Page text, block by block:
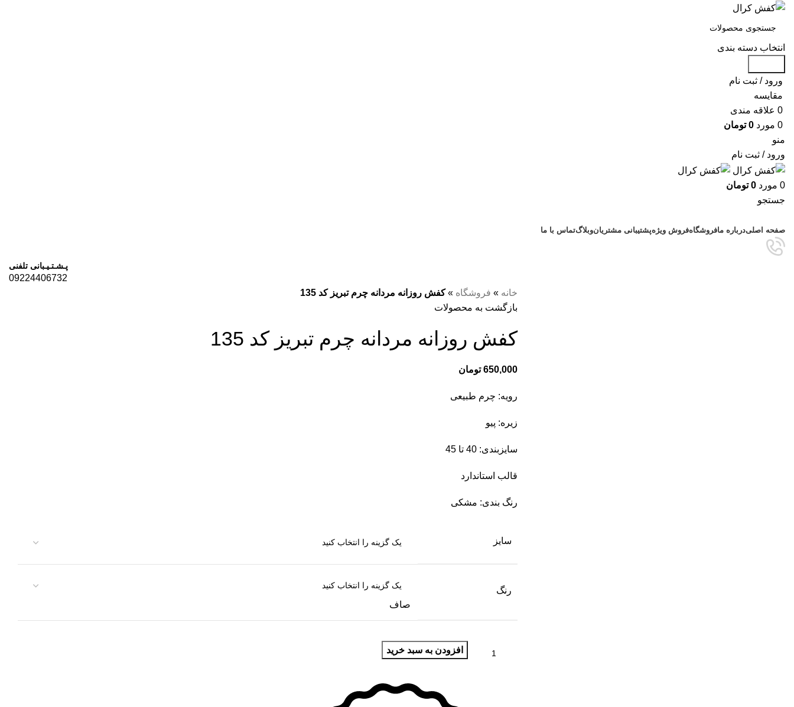
انتخاب دسته بندی
ورود / ثبت نام
مقايسه
0 علاقه مندی
0 مورد 0 تومان
منو
ورود / ثبت نام
0 مورد 0 تومان
جستجو
صفحه اصلیدرباره مافروشگاهفروش ویژهپشتیبانی مشتریانوبلاگتماس با ما
پـشـتـیـبانی تلفنی
09224406732
خانه » فروشگاه »کفش روزانه مردانه چرم تبریز کد 135
بازگشت به محصولات
کفش روزانه مردانه چرم تبریز کد 135
650,000 تومان
رویه: چرم طبیعی
زیره: پیو
سایزبندی: 40 تا 45
قالب استاندارد
رنگ بندی: مشکی
سایز
رنگ
صاف
افزودن به سبد خرید